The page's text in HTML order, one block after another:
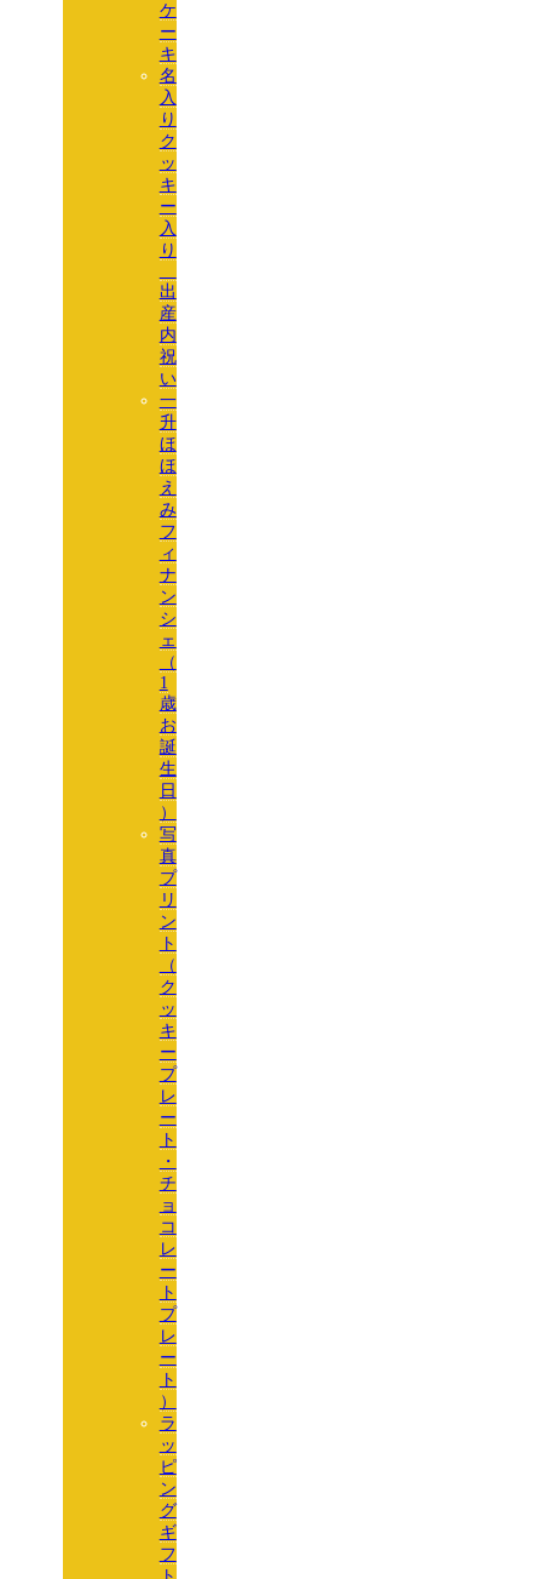
ケ
ー
キ
名
入
り
ク
ッ
キ
ー
入
り
出
産
内
祝
い
一
升
ほ
ほ
え
み
フ
ィ
ナ
ン
シ
ェ
（
1
歳
お
誕
生
日
）
写
真
プ
リ
ン
ト
（
ク
ッ
キ
ー
プ
レ
ー
ト
・
チ
ョ
コ
レ
ー
ト
プ
レ
ー
ト
）
ラ
ッ
ピ
ン
グ
ギ
フ